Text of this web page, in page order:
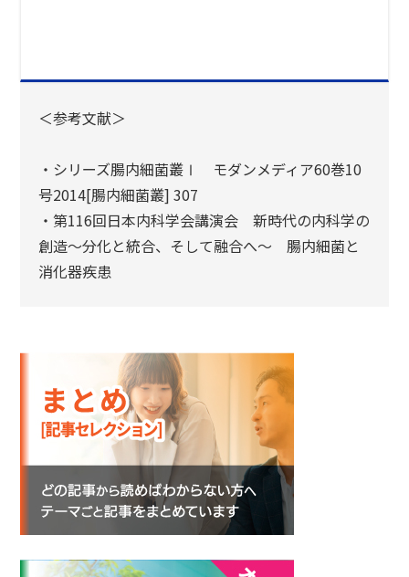
＜参考文献＞
・シリーズ腸内細菌叢Ⅰ モダンメディア60巻10
号2014[腸内細菌叢] 307
・第116回日本内科学会講演会 新時代の内科学の
創造～分化と統合、そして融合へ～ 腸内細菌と
消化器疾患